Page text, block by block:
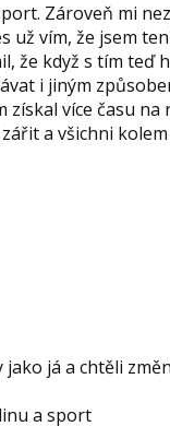
Zároveň mi
už vím, že jsem
že když s tím teď
i jiným
získal více času
a všichni
já a chtěli
a sport